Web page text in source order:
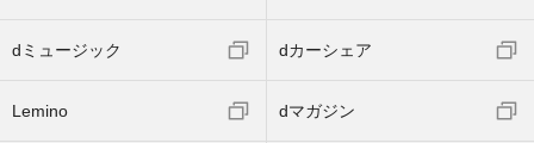
dミュージック dカーシェア
Lemino dマガジン